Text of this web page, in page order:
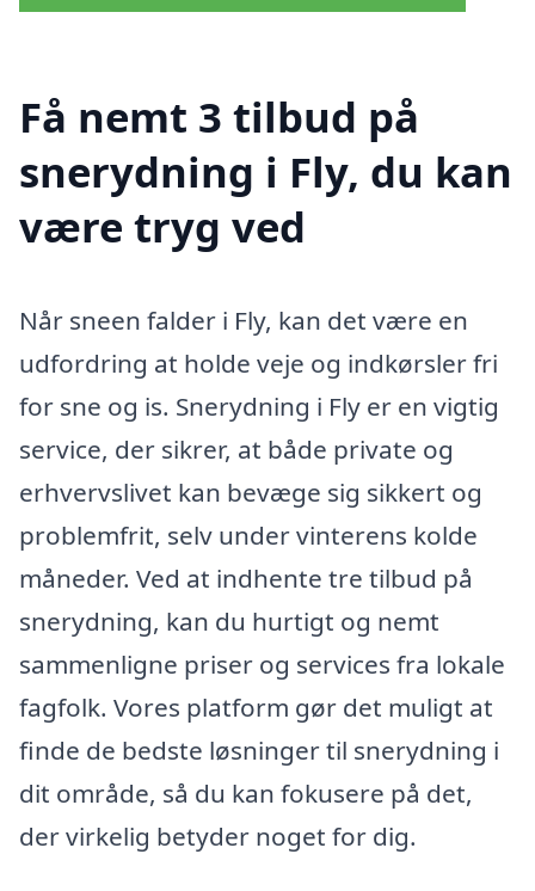
Få nemt 3 tilbud på
snerydning i Fly, du kan
være tryg ved
Når sneen falder i Fly, kan det være en
udfordring at holde veje og indkørsler fri
for sne og is. Snerydning i Fly er en vigtig
service, der sikrer, at både private og
erhvervslivet kan bevæge sig sikkert og
problemfrit, selv under vinterens kolde
måneder. Ved at indhente tre tilbud på
snerydning, kan du hurtigt og nemt
sammenligne priser og services fra lokale
fagfolk. Vores platform gør det muligt at
finde de bedste løsninger til snerydning i
dit område, så du kan fokusere på det,
der virkelig betyder noget for dig.